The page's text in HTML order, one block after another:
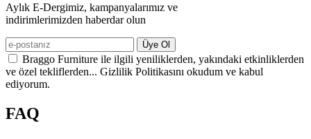
Aylık E-Dergimiz, kampanyalarımız ve
indirimlerimizden haberdar olun
Üye Ol
Braggo Furniture ile ilgili yeniliklerden, yakındaki etkinliklerden
ve özel tekliflerden... Gizlilik Politikasını okudum ve kabul
ediyorum.
FAQ